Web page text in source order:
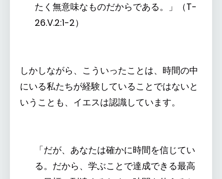
たく無意味なものだからである。」（T-
26.V.2:1-2）
しかしながら、こういったことは、時間の中
にいる私たちが経験していることではないと
いうことも、イエスは認識しています。
「だが、あなたは確かに時間を信じてい
る。だから、学ぶことで達成できる最高